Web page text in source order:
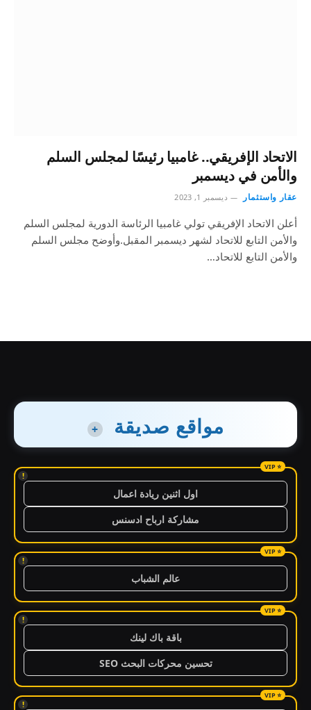
الاتحاد الإفريقي.. غامبيا رئيسًا لمجلس السلم
والأمن في ديسمبر
عقار واستثمار ديسمبر 1, 2023
أعلن الاتحاد الإفريقي تولي غامبيا الرئاسة الدورية لمجلس السلم
والأمن التابع للاتحاد لشهر ديسمبر المقبل.وأوضح مجلس السلم
والأمن التابع للاتحاد…
مواقع صديقة +
!
اول اثنين ريادة اعمال
مشاركة ارباح ادسنس
!
عالم الشباب
!
باقة باك لينك
تحسين محركات البحث SEO
!